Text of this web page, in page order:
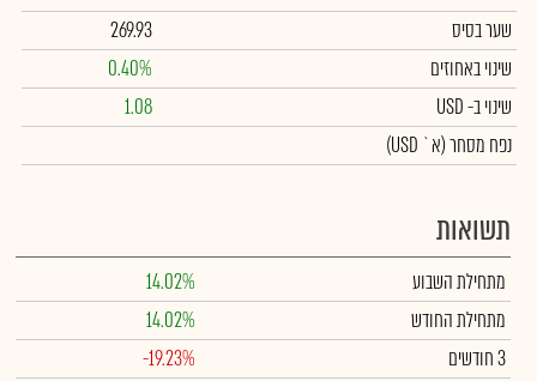
שער בסיס
269.93
שינוי באחוזים
0.40%
שינויב- USD
1.08
נפח מסחר(א` USD)
תשואות
מתחילת השבוע
14.02%
מתחילת החודש
14.02%
3 חודשים
-19.23%